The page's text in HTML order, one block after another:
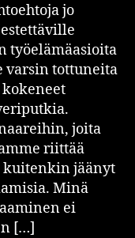
jo
työelämäasioita
varsin tottuneita
joita
riittää
kuitenkin jäänyt
Minä
ei
[…]